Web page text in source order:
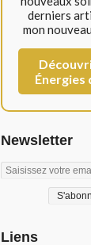
derniers
mon
Énergies
Newsletter
Liens